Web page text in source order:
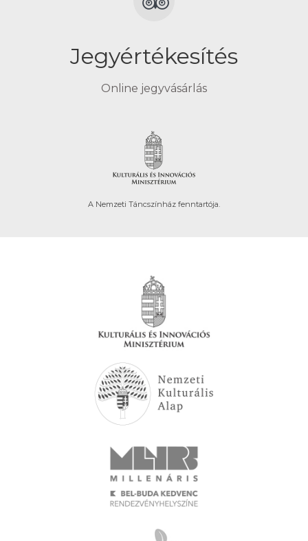
Jegyértékesítés
Online jegyvásárlás
A Nemzeti Táncszínház fenntartója.